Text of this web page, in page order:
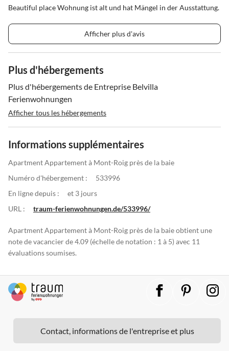
Beautiful place Wohnung ist alt und hat Mängel in der Ausstattung.
Afficher plus d'avis
Plus d'hébergements
Plus d'hébergements de Entreprise Belvilla
Ferienwohnungen
Afficher tous les hébergements
Informations supplémentaires
Apartment Appartement à Mont-Roig près de la baie
Numéro d'hébergement :
533996
En ligne depuis :
et 3 jours
URL :
traum-ferienwohnungen.de/533996/
Apartment Appartement à Mont-Roig près de la baie obtient une
note de vacancier de 4.09 (échelle de notation : 1 à 5) avec 11
évaluations soumises.
Contact, informations de l'entreprise et plus